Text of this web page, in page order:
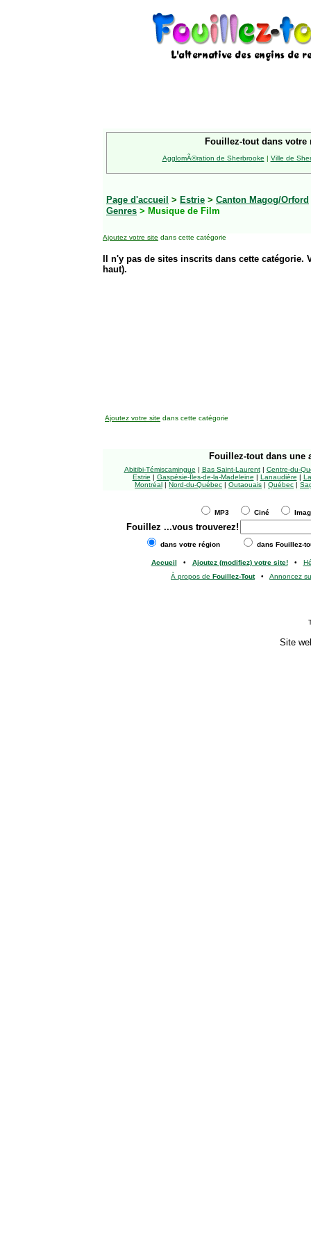
Fouillez-tout dans votre
AgglomÃ©ration de Sherbrooke | Ville de
Page d'accueil > Estrie > Canton Magog/Orford
Genres > Musique de Film
Ajoutez votre site dans cette catégorie
Il n'y pas de sites inscrits dans cette
haut).
Ajoutez votre site dans cette catégorie
Fouillez-tout dans une
Abitibi-Témiscamingue | Bas Saint-Laurent| Centre-du-
Estrie | Gaspésie-Îles-de-la-Madeleine | Lanaudière |
Montréal | Nord-du-Québec | Outaouais | Québec |
MP3 Ciné
Fouillez ...vous trouverez!
dans votre région dans Fouillez-
Accueil • Ajoutez (modifiez) votre site!•
À propos de Fouillez-Tout• Annoncez
Site